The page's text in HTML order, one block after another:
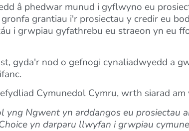
â phedwar munud i gyflwyno eu
grantiau i'r prosiectau y credir eu
i grwpiau gyfathrebu eu straeon yn eu
gyda'r nod o gefnogi cynaliadwyedd a
Cymunedol Cymru, wrth siarad am
yng Ngwent yn arddangos eu prosiectau
yn darparu llwyfan i grwpiau